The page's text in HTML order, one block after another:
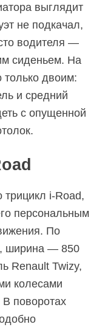
выглядит
не подкачал,
водителя —
сиденьем. На
только двоим:
и средний
с опущенной
i-Road,
персональным
По
ширина — 850
Renault Twizy,
колесами
В поворотах